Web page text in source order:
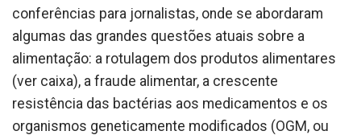
conferências para jornalistas, onde se abordaram
algumas das grandes questões atuais sobre a
alimentação: a rotulagem dos produtos alimentares
(ver caixa), a fraude alimentar, a crescente
resistência das bactérias aos medicamentos e os
organismos geneticamente modificados (OGM, ou